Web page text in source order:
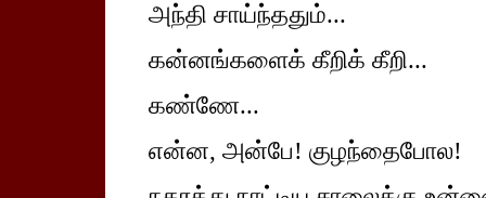
அந்தி சாய்ந்ததும்...
கன்னங்களைக் கீறிக் கீறி...
கண்ணே...
என்ன, அன்பே! குழந்தைபோல!